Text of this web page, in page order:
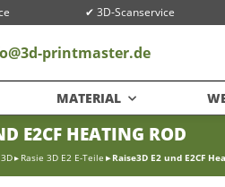
✔ 3D-Scanservice
printmaster.de
MATERIAL
E2CF HEATING ROD
Rasie 3D E2 E-Teile Raise3D E2 und E2CF